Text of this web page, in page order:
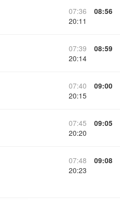
07:36 08:56
20:11
07:39 08:59
20:14
07:40 09:00
20:15
07:45 09:05
20:20
07:48 09:08
20:23